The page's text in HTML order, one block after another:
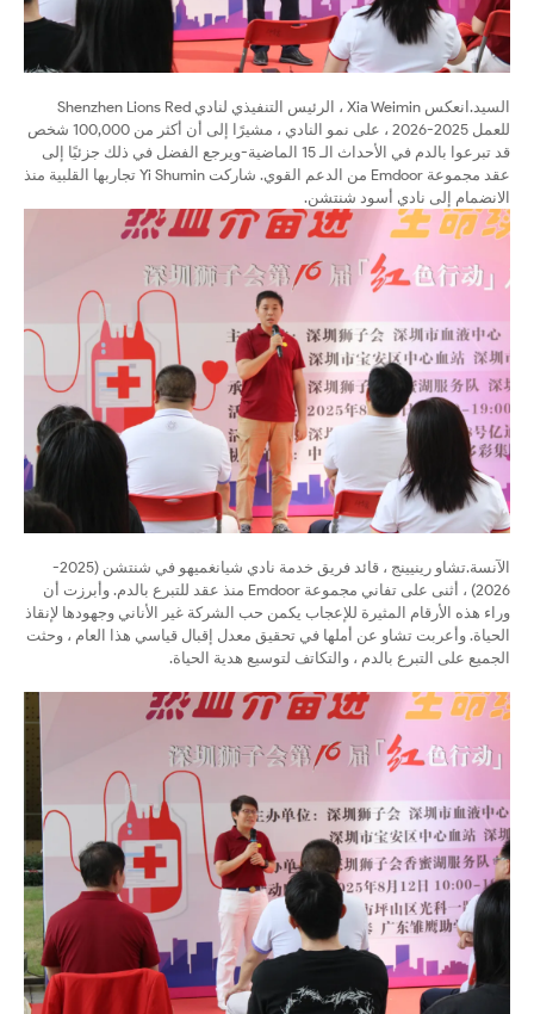
السيد.
انعكس Xia Weimin ، الرئيس التنفيذي لنادي Shenzhen Lions Red
للعمل 2025-2026 ، على نمو النادي ، مشيرًا إلى أن أكثر من 100,000 شخص
قد تبرعوا بالدم في الأحداث الـ 15 الماضية-ويرجع الفضل في ذلك جزئيًا إلى
عقد مجموعة Emdoor من الدعم القوي. شاركت Yi Shumin تجاربها القلبية منذ
الانضمام إلى نادي أسود شنتشن.
الآنسة.
تشاو رينيينج ، قائد فريق خدمة نادي شيانغميهو في شنتشن (2025-
2026) ، أثنى على تفاني مجموعة Emdoor منذ عقد للتبرع بالدم. وأبرزت أن
وراء هذه الأرقام المثيرة للإعجاب يكمن حب الشركة غير الأناني وجهودها لإنقاذ
الحياة. وأعربت تشاو عن أملها في تحقيق معدل إقبال قياسي هذا العام ، وحثت
الجميع على التبرع بالدم ، والتكاتف لتوسيع هدية الحياة.